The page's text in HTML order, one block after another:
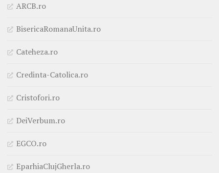
ARCB.ro
BisericaRomanaUnita.ro
Cateheza.ro
Credinta-Catolica.ro
Cristofori.ro
DeiVerbum.ro
EGCO.ro
EparhiaClujGherla.ro